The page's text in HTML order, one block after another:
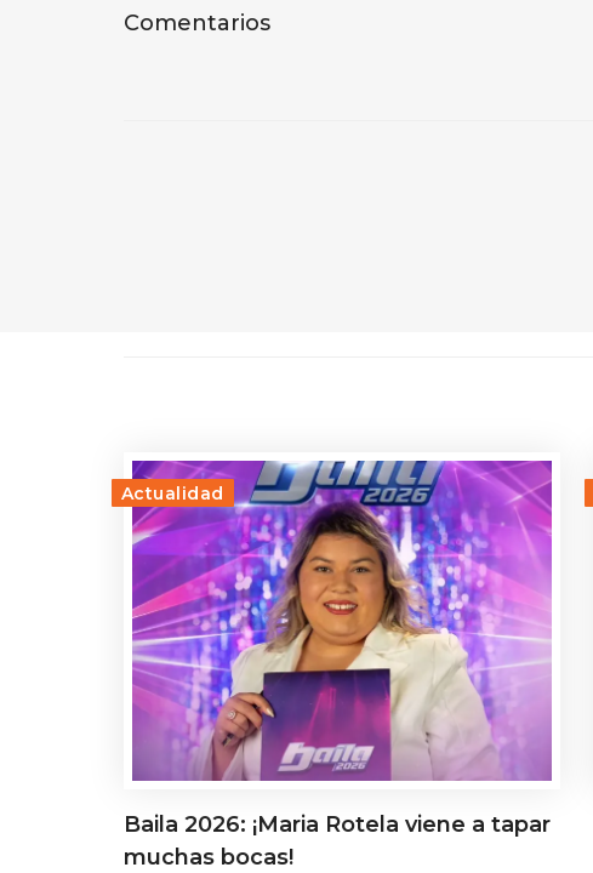
Comentarios
Actualidad
Baila 2026: ¡Maria Rotela viene a tapar
muchas bocas!